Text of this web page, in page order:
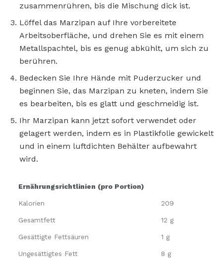
zusammenrühren, bis die Mischung dick ist.
Löffel das Marzipan auf Ihre vorbereitete
Arbeitsoberfläche, und drehen Sie es mit einem
Metallspachtel, bis es genug abkühlt, um sich zu
berühren.
Bedecken Sie Ihre Hände mit Puderzucker und
beginnen Sie, das Marzipan zu kneten, indem Sie
es bearbeiten, bis es glatt und geschmeidig ist.
Ihr Marzipan kann jetzt sofort verwendet oder
gelagert werden, indem es in Plastikfolie gewickelt
und in einem luftdichten Behälter aufbewahrt
wird.
Ernährungsrichtlinien (pro Portion)
Kalorien 209
Gesamtfett 12 g
Gesättigte Fettsäuren 1 g
Ungesättigtes Fett 8 g